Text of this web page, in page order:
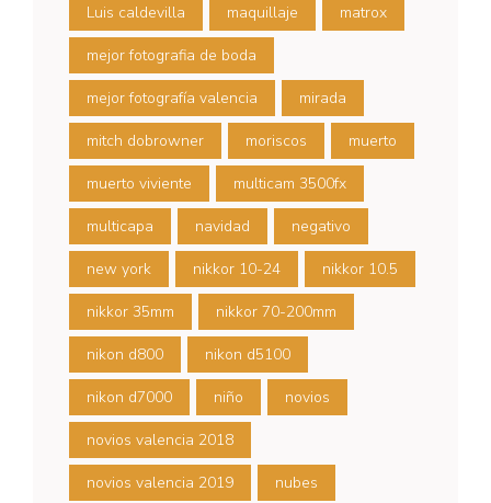
Luis caldevilla maquillaje matrox
mejor fotografia de boda
mejor fotografía valencia mirada
mitch dobrowner moriscos muerto
muerto viviente multicam 3500fx
multicapa navidad negativo
new york nikkor 10-24 nikkor 10.5
nikkor 35mm nikkor 70-200mm
nikon d800 nikon d5100
nikon d7000 niño novios
novios valencia 2018
novios valencia 2019 nubes